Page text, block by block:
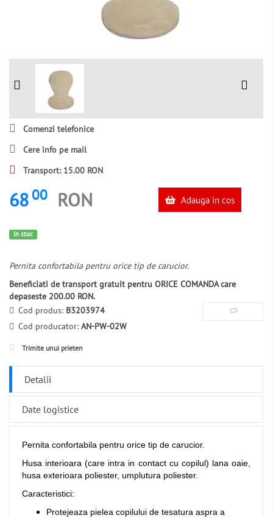
Comenzi telefonice
Cere info pe mail
Transport: 15.00 RON
68 00 RON Adauga in cos
In stoc
Pernita confortabila pentru orice tip de carucior.
Beneficiati de transport gratuit pentru ORICE COMANDA care
depaseste 200.00 RON.
Cod produs: B3203974
Cod producator: AN-PW-02W
Trimite unui prieten
Detalii
Date logistice
Pernita confortabila pentru orice tip de carucior.
Husa interioara (care intra in contact cu copilul) lana oaie,
husa exterioara poliester, umplutura poliester.
Caracteristici:
Protejeaza pielea copilului de tesatura aspra a